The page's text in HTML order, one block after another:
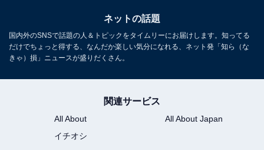
ネットの話題
国内外のSNSで話題の人＆トピックをタイムリーにお届けします。知ってる
だけでちょっと得する、なんだか楽しい気分になれる、ネット発「知ら（な
きゃ）損」ニュースが盛りだくさん。
関連サービス
All About
All About Japan
イチオシ